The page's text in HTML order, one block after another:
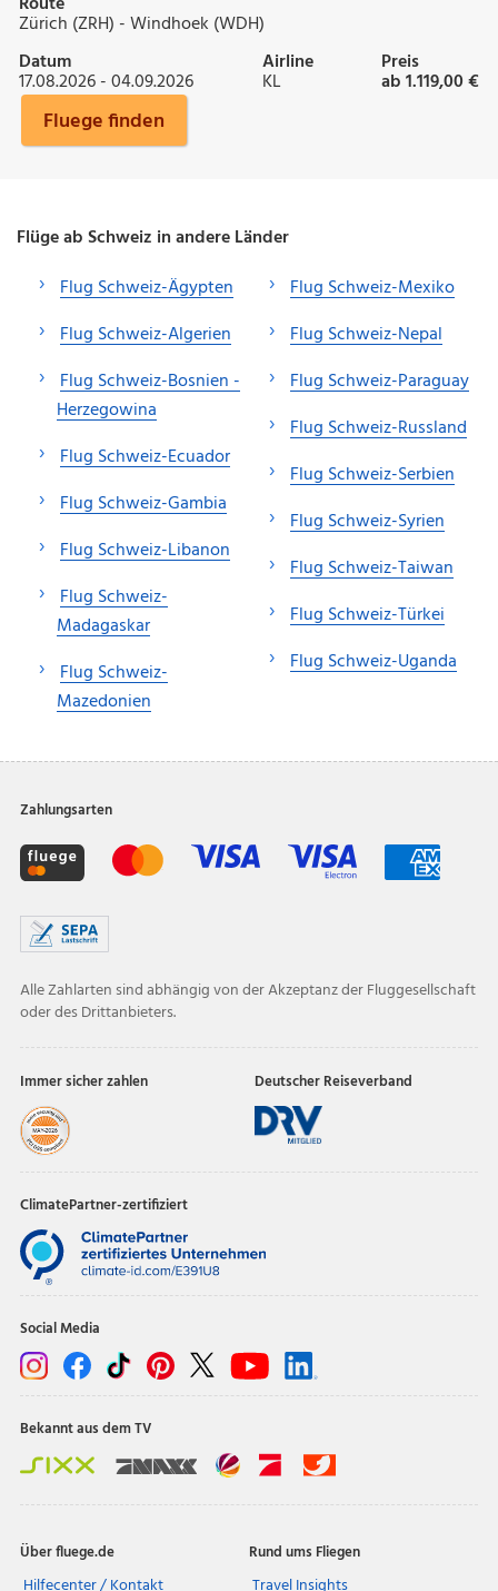
Zürich (ZRH) - Windhoek (WDH)
Datum
17.08.2026 - 04.09.2026
Airline
KL
Preis
ab 1.119,00 €
Fluege finden
Flüge ab Schweiz in andere Länder
Flug Schweiz-Ägypten
Flug Schweiz-Algerien
Flug Schweiz-Bosnien -
Herzegowina
Flug Schweiz-Ecuador
Flug Schweiz-Gambia
Flug Schweiz-Libanon
Flug Schweiz-
Madagaskar
Flug Schweiz-
Mazedonien
Flug Schweiz-Mexiko
Flug Schweiz-Nepal
Flug Schweiz-Paraguay
Flug Schweiz-Russland
Flug Schweiz-Serbien
Flug Schweiz-Syrien
Flug Schweiz-Taiwan
Flug Schweiz-Türkei
Flug Schweiz-Uganda